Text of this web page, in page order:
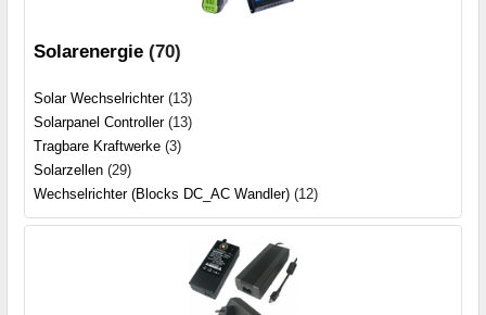
Solarenergie (70)
Solar Wechselrichter(13)
Solarpanel Controller(13)
Tragbare Kraftwerke (3)
Solarzellen (29)
Wechselrichter (Blocks DC_AC Wandler) (12)